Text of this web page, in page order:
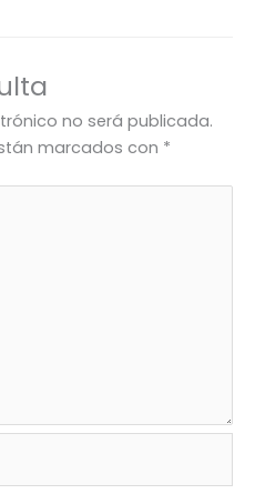
no será publicada.
marcados con *